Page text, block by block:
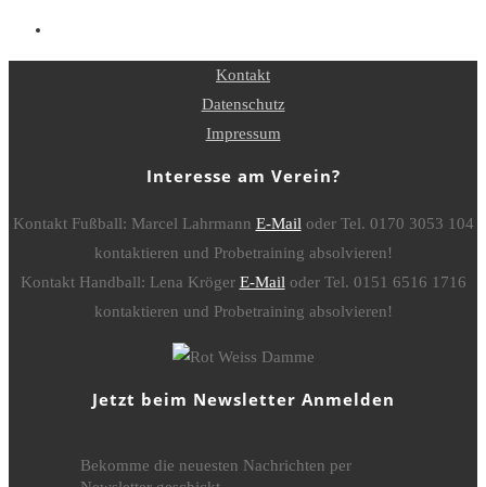
Kontakt
Datenschutz
Impressum
Interesse am Verein?
Kontakt Fußball: Marcel Lahrmann E-Mail oder Tel. 0170 3053 104
kontaktieren und Probetraining absolvieren!
Kontakt Handball: Lena Kröger E-Mail oder Tel. 0151 6516 1716
kontaktieren und Probetraining absolvieren!
Jetzt beim Newsletter Anmelden
Bekomme die neuesten Nachrichten per